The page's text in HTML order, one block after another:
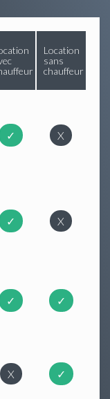
Location
sans
chauffeur
✓ X
✓ X
✓ ✓
X ✓